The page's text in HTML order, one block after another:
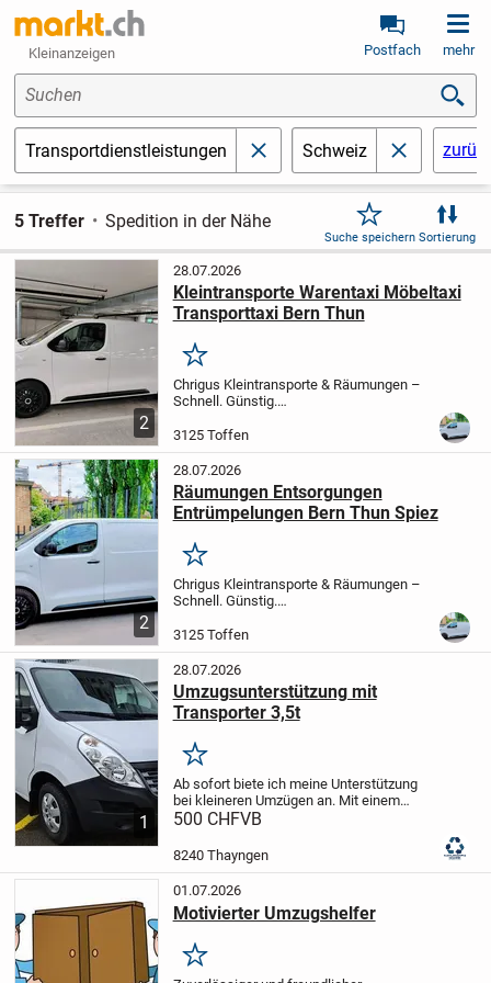
Kleinanzeigen Postfach mehr
Suchen
Transportdienstleistungen schließenSchweiz schließen
5 Treffer Spedition in der Nähe
Suche speichern Sortierung
2
28.07.2026
Kleintransporte Warentaxi Möbeltaxi
Transporttaxi Bern Thun
Merken
Chrigus Kleintransporte & Räumungen –
Schnell. Günstig.
MÖBELTAXI | RECYCLING
WOHNUNGSRÄUMUNGEN |
ENTSORGUNGEN | RÄUMUNGEN |
TRANSPORTE ALLER ART
Haus,...
3125 Toffen
2
28.07.2026
Räumungen Entsorgungen
Entrümpelungen Bern Thun Spiez
Merken
Chrigus Kleintransporte & Räumungen –
Schnell. Günstig.
MÖBELTAXI | RECYCLING
WOHNUNGSRÄUMUNGEN |
ENTSORGUNGEN | RÄUMUNGEN |
TRANSPORTE ALLER ART
Ob Wohnung,
Haus,...
3125 Toffen
1
28.07.2026
Umzugsunterstützung mit
Transporter 3,5t
Merken
Ab sofort biete ich meine Unterstützung
bei kleineren Umzügen an.Mit einem
Transporter 3,5t.
persönliche Beratung.
bieten ich...
500 CHFVB
8240 Thayngen
01.07.2026
Motivierter Umzugshelfer
Merken